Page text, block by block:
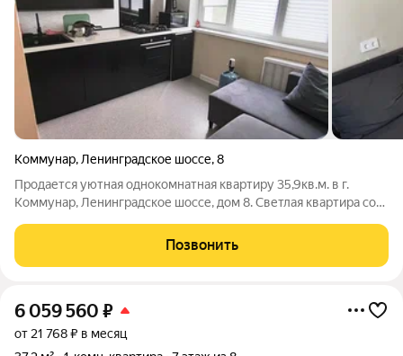
Коммунар, Ленинградское шоссе,8
Продается уютная однокомнатная квартиру 35,9кв.м. в г.
Коммунар, Ленинградское шоссе, дом 8. Светлая квартира со
прихожая, в ней же расположена кладовая-гардеробная
(перегородка с зеркалом) для
Позвонить
6 059 560 ₽
от 21 768 ₽ в месяц